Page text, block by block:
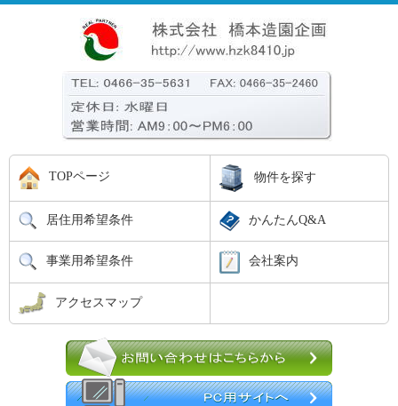
TOPページ 物件を探す
居住用希望条件 かんたんQ&A
事業用希望条件 会社案内
アクセスマップ